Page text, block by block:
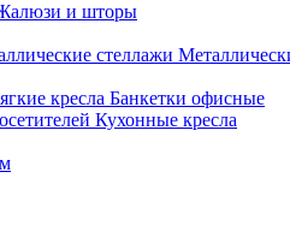
и шторы
стеллажи
кресла Банкетки офисные
Кухонные кресла